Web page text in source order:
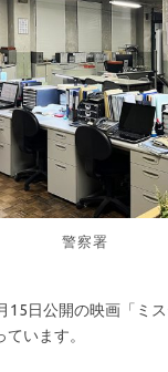
警察署
日公開の映画「ミ
います。